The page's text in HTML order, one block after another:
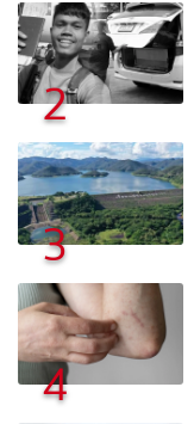
2
3
4